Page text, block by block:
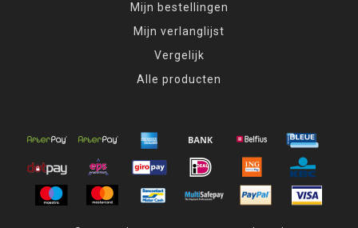
Mijn bestellingen
Mijn verlanglijst
Vergelijk
Alle producten